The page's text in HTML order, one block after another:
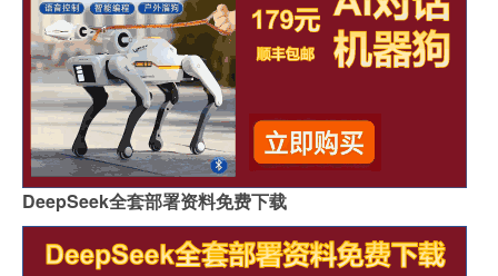
DeepSeek全套部署资料免费下载